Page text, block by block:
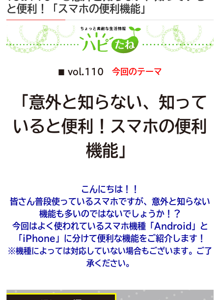
と便利！「スマホの便利機能」
vol.110 今回のテーマ
「意外と知らない、知って
いると便利！スマホの便利
機能」
こんにちは！！
皆さん普段使っているスマホですが、意外と知らない
機能も多いのではないでしょうか！？
今回はよく使われているスマホ機種「Android」と
「iPhone」に分けて便利な機能をご紹介します！
※機種によっては対応していない場合もございます。ご了
承ください。